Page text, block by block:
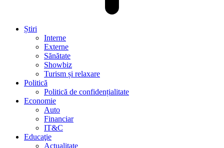
Știri
Interne
Externe
Sănătate
Showbiz
Turism și relaxare
Politică
Politică de confidențialitate
Economie
Auto
Financiar
IT&C
Educaţie
Actualitate